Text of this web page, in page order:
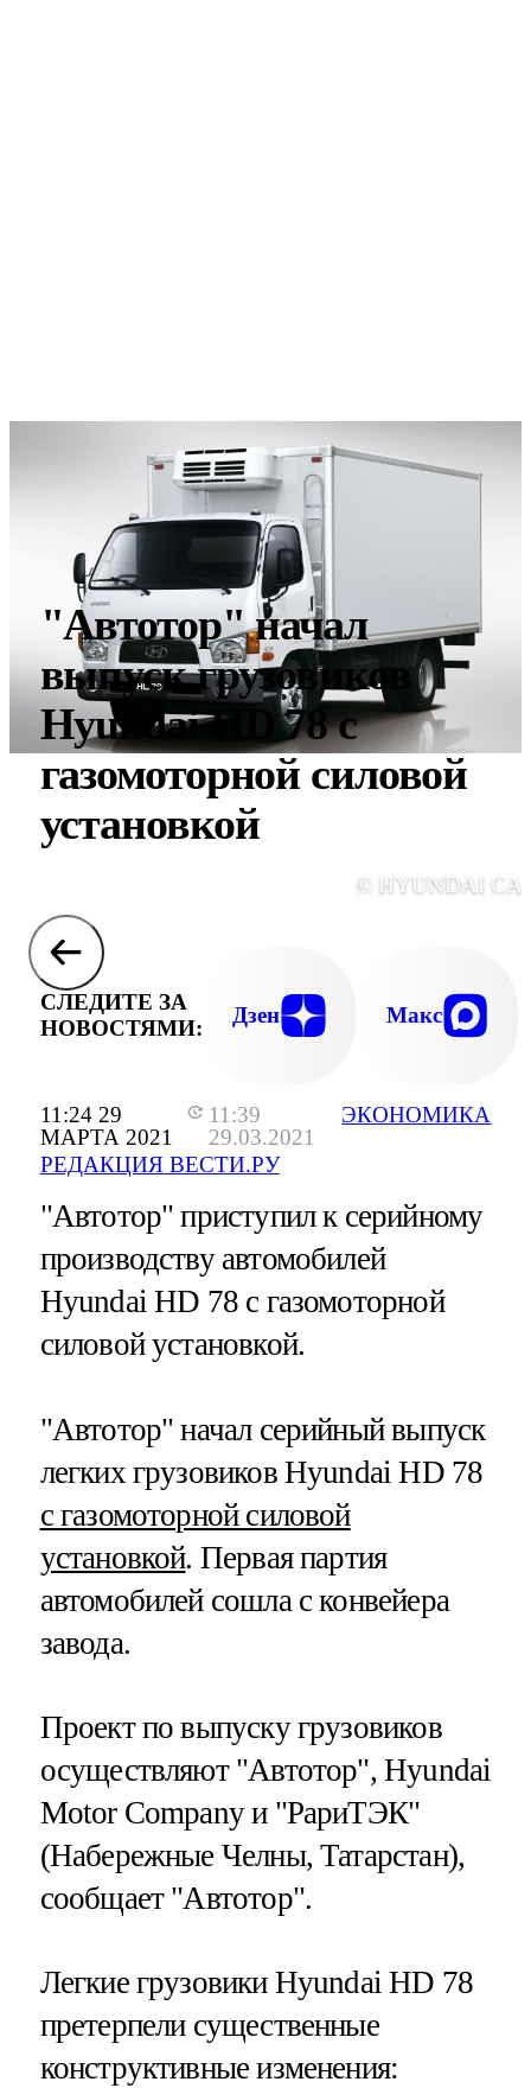
11:24 29
МАРТА 2021
11:39
29.03.2021
РЕДАКЦИЯ ВЕСТИ.РУ
ЭКОНОМИКА
"Автотор" начал
выпуск грузовиков
Hyundai HD 78 с
газомоторной силовой
установкой
© HYUNDAI
СЛЕДИТЕ ЗА
НОВОСТЯМИ:
Дзен Макс
"Автотор" приступил к серийному
производству автомобилей
Hyundai HD 78 с газомоторной
силовой установкой.
"Автотор" начал серийный выпуск
легких грузовиков Hyundai HD 78
с газомоторной силовой
установкой. Первая партия
автомобилей сошла с конвейера
завода.
Проект по выпуску грузовиков
осуществляют "Автотор", Hyundai
Motor Company и "РариТЭК"
(Набережные Челны, Татарстан),
сообщает "Автотор".
Легкие грузовики Hyundai HD 78
претерпели существенные
конструктивные изменения: